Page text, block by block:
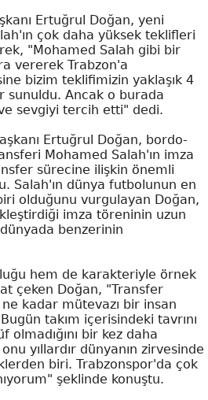
Ertuğrul Doğan, yeni
çok daha yüksek teklifleri
"Mohamed Salah gibi bir
vererek Trabzon'a
bizim teklifimizin yaklaşık 4
sunuldu. Ancak o burada
sevgiyi tercih etti" dedi.
Ertuğrul Doğan, bordo-
Mohamed Salah'ın imza
sürecine ilişkin önemli
Salah'ın dünya futbolunun en
olduğunu vurgulayan Doğan,
imza töreninin uzun
benzerinin
hem de karakteriyle örnek
çeken Doğan, "Transfer
kadar mütevazı bir insan
takım içerisindeki tavrını
olmadığını bir kez daha
yıllardır dünyanın zirvesinde
biri. Trabzonspor'da çok
şeklinde konuştu.